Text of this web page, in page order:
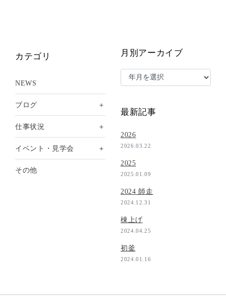
カテゴリ
NEWS
ブログ ＋
仕事状況 ＋
イベント・見学会 ＋
その他
月別アーカイブ
最新記事
2026
2026.03.22
2025
2025.01.09
2024 師走
2024.12.31
棟上げ
2024.04.25
初釜
2024.01.16